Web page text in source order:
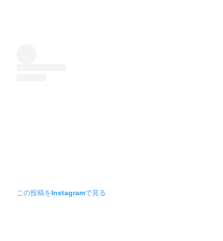
この投稿をInstagramで見る